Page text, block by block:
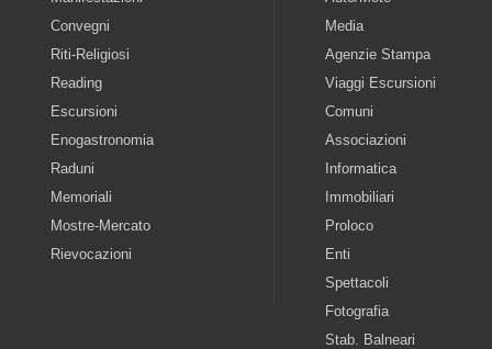
Convegni
Riti-Religiosi
Reading
Escursioni
Enogastronomia
Raduni
Memoriali
Mostre-Mercato
Rievocazioni
Media
Agenzie Stampa
Viaggi Escursioni
Comuni
Associazioni
Informatica
Immobiliari
Proloco
Enti
Spettacoli
Fotografia
Stab. Balneari